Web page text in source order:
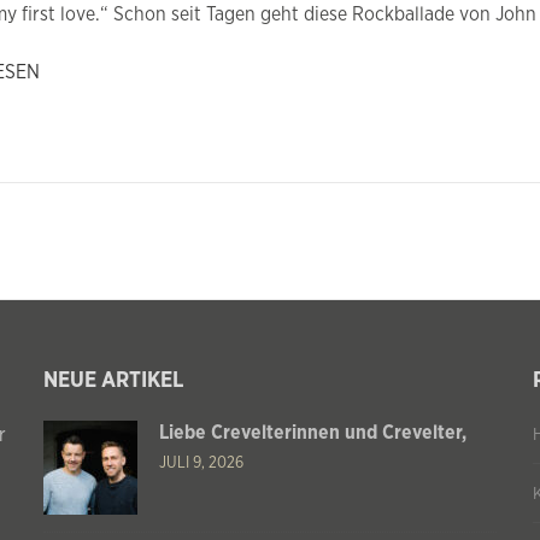
first love.“ Schon seit Tagen geht diese Rockballade von
NEUE ARTIKEL
Liebe Crevelterinnen und Crevelter,
JULI 9, 2026